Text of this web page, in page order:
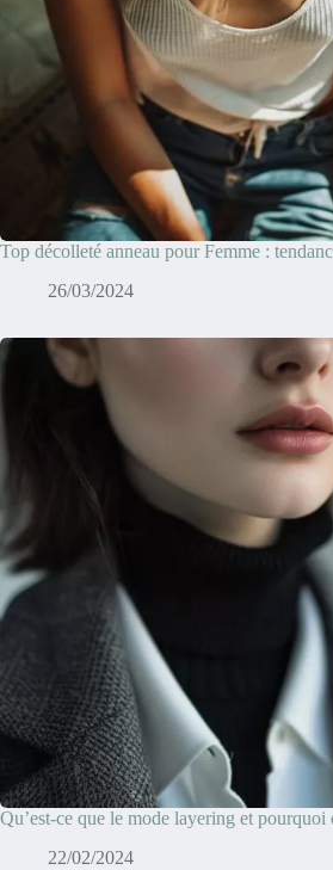
Top décolleté anneau pour Femme :
26/03/2024
Qu’est-ce que le mode layering et pourquoi
22/02/2024